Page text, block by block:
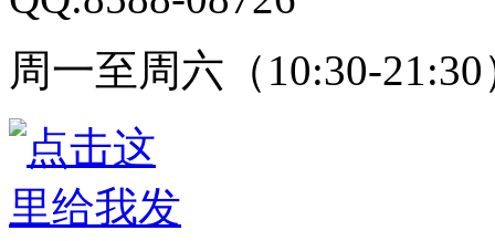
周一至周六（10:30-21:30